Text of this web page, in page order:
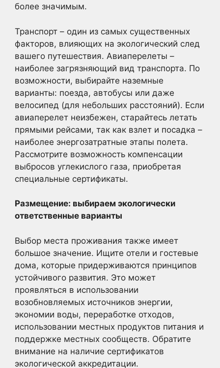
более значимым.
Транспорт – один из самых существенных
факторов, влияющих на экологический след
вашего путешествия. Авиаперелеты –
наиболее загрязняющий вид транспорта. По
возможности, выбирайте наземные
варианты: поезда, автобусы или даже
велосипед (для небольших расстояний). Если
авиаперелет неизбежен, старайтесь летать
прямыми рейсами, так как взлет и посадка –
наиболее энергозатратные этапы полета.
Рассмотрите возможность компенсации
выбросов углекислого газа, приобретая
специальные сертификаты.
Размещение: выбираем экологически
ответственные варианты
Выбор места проживания также имеет
большое значение. Ищите отели и гостевые
дома, которые придерживаются принципов
устойчивого развития. Это может
проявляться в использовании
возобновляемых источников энергии,
экономии воды, переработке отходов,
использовании местных продуктов питания и
поддержке местных сообществ. Обратите
внимание на наличие сертификатов
экологической аккредитации.